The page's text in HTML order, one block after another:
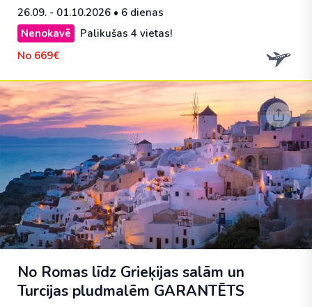
26.09. - 01.10.2026 • 6 dienas
Nenokavē
Palikušas 4 vietas!
No 669€
No Romas līdz Grieķijas salām un
Turcijas pludmalēm GARANTĒTS